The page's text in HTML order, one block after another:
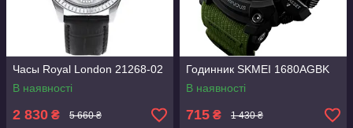
Часы Royal London 21268-02
В наявності
2 830 ₴ 5 660 ₴
Годинник SKMEI 1680AGBK
В наявності
715 ₴ 1 430 ₴